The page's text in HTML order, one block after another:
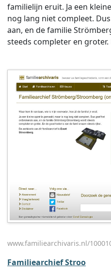
familielijn eruit. Ja een
nog lang niet compleet.
aan, en de familie
steeds completer en groter.
www.familiearchivaris.nl/
Familiearchief Stroo